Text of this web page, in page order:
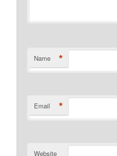
Name *
Email *
Website